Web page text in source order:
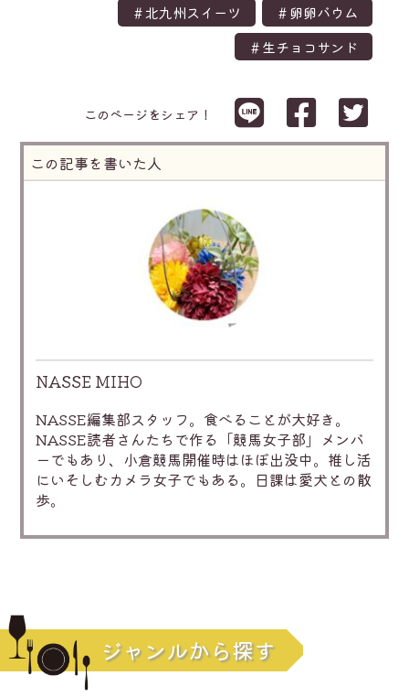
＃北九州スイーツ
＃卵卵バウム
＃生チョコサンド
このページをシェア！
この記事を書いた人
NASSE MIHO
NASSE編集部スタッフ。食べることが大好き。
NASSE読者さんたちで作る「競馬女子部」メンバ
ーでもあり、小倉競馬開催時はほぼ出没中。推し活
にいそしむカメラ女子でもある。日課は愛犬との散
歩。
ジャンルから探す